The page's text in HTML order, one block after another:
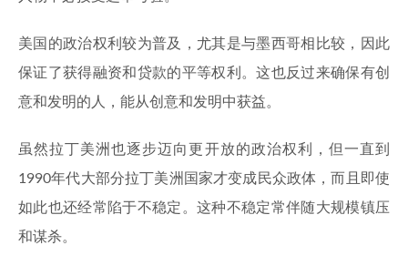
美国的政治权利较为普及，尤其是与墨西哥相比较，因此
保证了获得融资和贷款的平等权利。这也反过来确保有创
意和发明的人，能从创意和发明中获益。
虽然拉丁美洲也逐步迈向更开放的政治权利，但一直到
1990年代大部分拉丁美洲国家才变成民众政体，而且即使
如此也还经常陷于不稳定。这种不稳定常伴随大规模镇压
和谋杀。